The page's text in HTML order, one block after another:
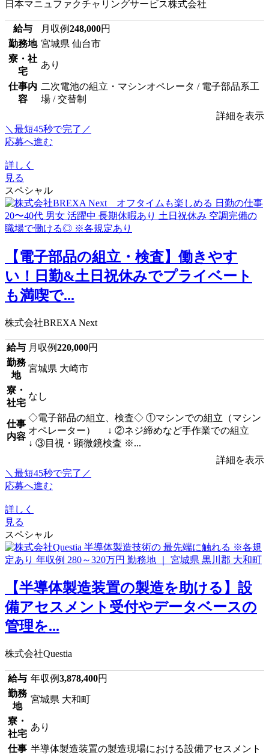
日本マニュファクチャリングサービス株式会社
給与 月収例248,000円
勤務地 宮城県 仙台市
寮・社
宅
あり
仕事内
容
二次電池の組立・マシンオペレータ / 電子部品系工
場 / 交替制
詳細を表示
＼最短45秒で完了／
応募へ進む
詳しく
見る
スペシャル
【電子部品の組立・検査】働きやす
い！日勤&土日祝休みでプライベート
も満喫で...
株式会社BREXA Next
給与 月収例220,000円
勤務
地
宮城県 大崎市
寮・
社宅
なし
仕事
内容
◇電子部品の組立、検査◇ ①マシンでの組立（マシン
オペレーター） ↓ ②ネジ締めなど手作業での組立
↓ ③目視・顕微鏡検査 ※...
詳細を表示
＼最短45秒で完了／
応募へ進む
詳しく
見る
スペシャル
【半導体製造装置の製造を助ける】設
備アセスメント受付やデータベースの
管理を...
株式会社Questia
給与 年収例3,878,400円
勤務
地
宮城県 大和町
寮・
社宅
あり
仕事 半導体製造装置の製造現場における設備アセスメント